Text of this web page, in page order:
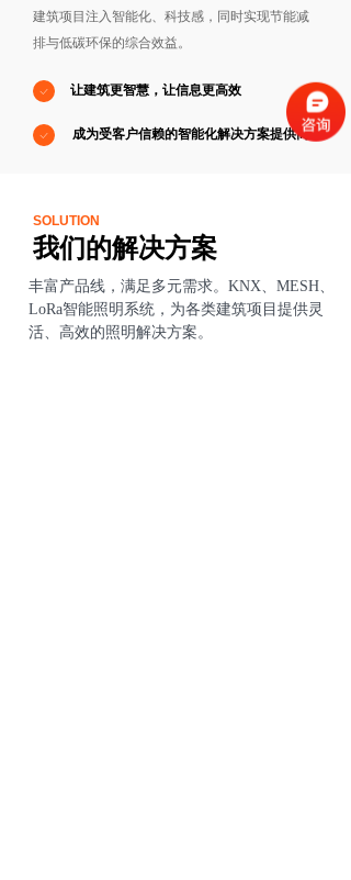
建筑项目注入智能化、科技感，同时实现节能减
排与低碳环保的综合效益。
成为受客户信赖的智能化解决方案提供商
丰富产品线，满足多元需求。KNX、MESH、
LoRa智能照明系统，为各类建筑项目提供灵
活、高效的照明解决方案。
SOLUTION
我们的解决方案
ꀘ 让建筑更智慧，让信息更高效
ꀘ